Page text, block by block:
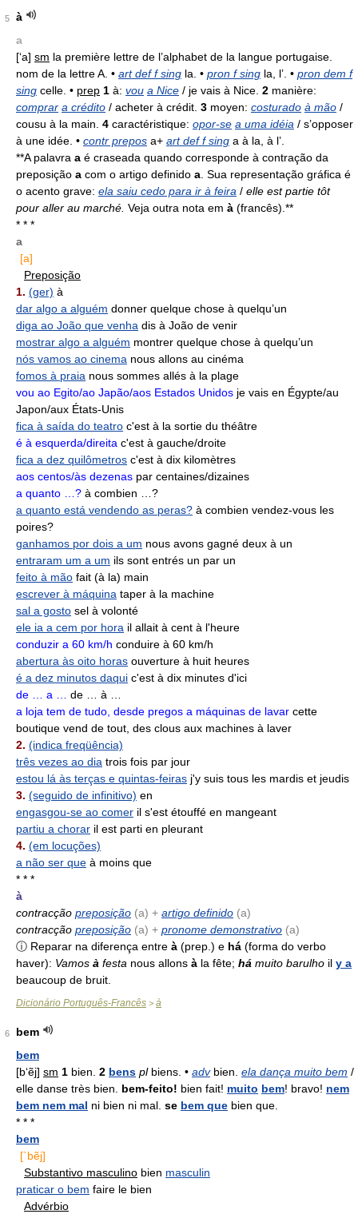
5
à
a
[‘a] sm la première lettre de l’alphabet de la langue portugaise.
nom de la lettre A. • art def f sing la. • pron f sing la, l’. • pron dem f
sing celle. • prep 1 à: vou a Nice / je vais à Nice. 2 manière:
comprar a crédito / acheter à crédit. 3 moyen: costurado à mão /
cousu à la main. 4 caractéristique: opor-se a uma idéia / s’opposer
à une idée. • contr prepos a+ art def f sing a à la, à l’.
**A palavra a é craseada quando corresponde à contração da
preposição a com o artigo definido a. Sua representação gráfica é
o acento grave: ela saiu cedo para ir à feira / elle est partie tôt
pour aller au marché. Veja outra nota em à (francês).**
* * *
a
[a]
Preposição
1. (ger) à
dar algo a alguém donner quelque chose à quelqu’un
diga ao João que venha dis à João de venir
mostrar algo a alguém montrer quelque chose à quelqu’un
nós vamos ao cinema nous allons au cinéma
fomos à praia nous sommes allés à la plage
vou ao Egito/ao Japão/aos Estados Unidos je vais en Égypte/au
Japon/aux États-Unis
fica à saída do teatro c'est à la sortie du théâtre
é à esquerda/direita c'est à gauche/droite
fica a dez quilômetros c'est à dix kilomètres
aos centos/às dezenas par centaines/dizaines
a quanto …? à combien …?
a quanto está vendendo as peras? à combien vendez-vous les
poires?
ganhamos por dois a um nous avons gagné deux à un
entraram um a um ils sont entrés un par un
feito à mão fait (à la) main
escrever à máquina taper à la machine
sal a gosto sel à volonté
ele ia a cem por hora il allait à cent à l'heure
conduzir a 60 km/h conduire à 60 km/h
abertura às oito horas ouverture à huit heures
é a dez minutos daqui c'est à dix minutes d'ici
de … a … de … à …
a loja tem de tudo, desde pregos a máquinas de lavar cette
boutique vend de tout, des clous aux machines à laver
2. (indica freqüência)
três vezes ao dia trois fois par jour
estou lá às terças e quintas-feiras j'y suis tous les mardis et jeudis
3. (seguido de infinitivo) en
engasgou-se ao comer il s'est étouffé en mangeant
partiu a chorar il est parti en pleurant
4. (em locuções)
a não ser que à moins que
* * *
à
contracção preposição (a) + artigo definido (a)
contracção preposição (a) + pronome demonstrativo (a)
ⓘ Reparar na diferença entre à (prep.) e há (forma do verbo
haver): Vamos à festa nous allons à la fête; há muito barulho il y a
beaucoup de bruit.
Dicionário Português-Francês > à
6
bem
bem
[b‘ẽj] sm 1 bien. 2 bens plbiens. • advbien. ela dança muito bem /
elle danse très bien. bem-feito! bien fait! muito bem! bravo! nem
bem nem mal ni bien ni mal. se bem que bien que.
* * *
bem
[`bẽj]
Substantivo masculino bien masculin
praticar o bem faire le bien
Advérbio